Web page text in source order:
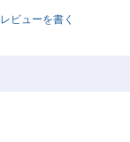
レビューを書く